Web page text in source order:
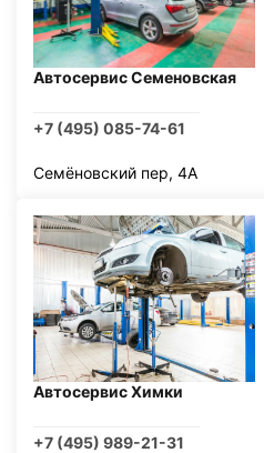
Автосервис Семеновская
+7 (495) 085-74-61
Семёновский пер, 4А
Автосервис Химки
+7 (495) 989-21-31